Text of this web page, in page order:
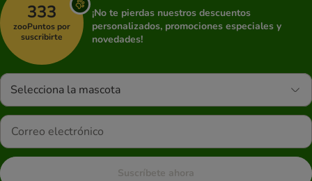
333
zooPuntos por
suscribirte
¡No te pierdas nuestros descuentos
personalizados, promociones especiales y
novedades!
Selecciona la mascota
Suscríbete ahora